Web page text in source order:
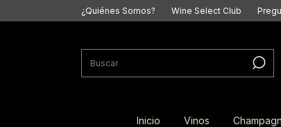
¿Quiénes Somos? Wine Select Club
Inicio Vinos